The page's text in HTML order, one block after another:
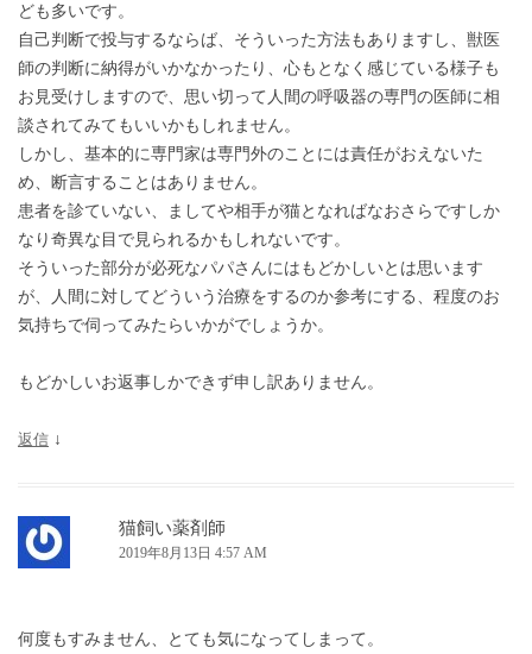
ども多いです。
自己判断で投与するならば、そういった方法もありますし、獣医
師の判断に納得がいかなかったり、心もとなく感じている様子も
お見受けしますので、思い切って人間の呼吸器の専門の医師に相
談されてみてもいいかもしれません。
しかし、基本的に専門家は専門外のことには責任がおえないた
め、断言することはありません。
患者を診ていない、ましてや相手が猫となればなおさらですしか
なり奇異な目で見られるかもしれないです。
そういった部分が必死なパパさんにはもどかしいとは思います
が、人間に対してどういう治療をするのか参考にする、程度のお
気持ちで伺ってみたらいかがでしょうか。
もどかしいお返事しかできず申し訳ありません。
返信 ↓
猫飼い薬剤師
2019年8月13日 4:57 AM
何度もすみません、とても気になってしまって。